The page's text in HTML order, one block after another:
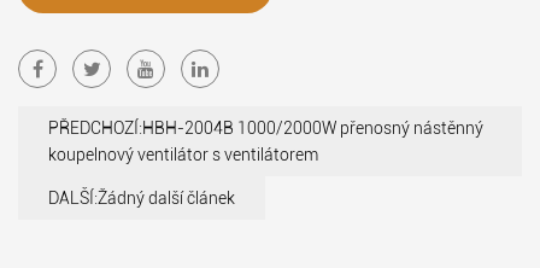
PŘEDCHOZÍ:HBH-2004B 1000/2000W přenosný nástěnný
koupelnový ventilátor s ventilátorem
DALŠÍ:Žádný další článek